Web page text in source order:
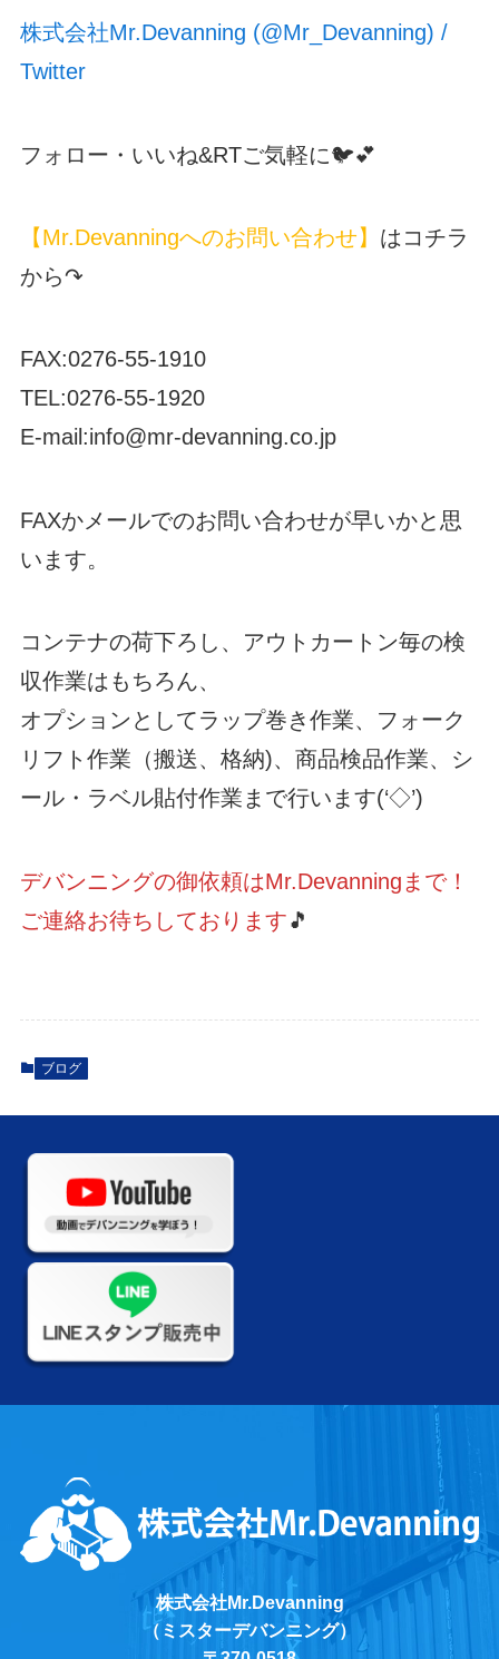
株式会社Mr.Devanning (@Mr_Devanning) /
Twitter
フォロー・いいね&RTご気軽に🐦💕
【Mr.Devanningへのお問い合わせ】 はコチラ
から↷
FAX:0276-55-1910
TEL:0276-55-1920
E-mail:info@mr-devanning.co.jp
FAXかメールでのお問い合わせが早いかと思
います。
コンテナの荷下ろし、アウトカートン毎の検
収作業はもちろん、
オプションとしてラップ巻き作業、フォーク
リフト作業（搬送、格納)、商品検品作業、シ
ール・ラベル貼付作業まで行います(‘◇’)ゞ
デバンニングの御依頼はMr.Devanningまで！
ご連絡お待ちしております🎵
ブログ
株式会社Mr.Devanning
（ミスターデバンニング）